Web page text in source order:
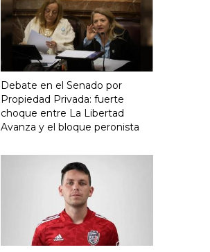
Debate en el Senado por
Propiedad Privada: fuerte
choque entre La Libertad
Avanza y el bloque peronista